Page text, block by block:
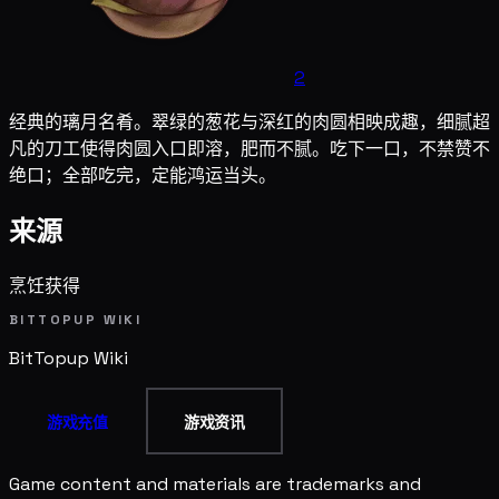
2
经典的璃月名肴。翠绿的葱花与深红的肉圆相映成趣，细腻超
凡的刀工使得肉圆入口即溶，肥而不腻。吃下一口，不禁赞不
绝口；全部吃完，定能鸿运当头。
来源
烹饪获得
BITTOPUP WIKI
BitTopup Wiki
游戏充值 游戏资讯
Game content and materials are trademarks and